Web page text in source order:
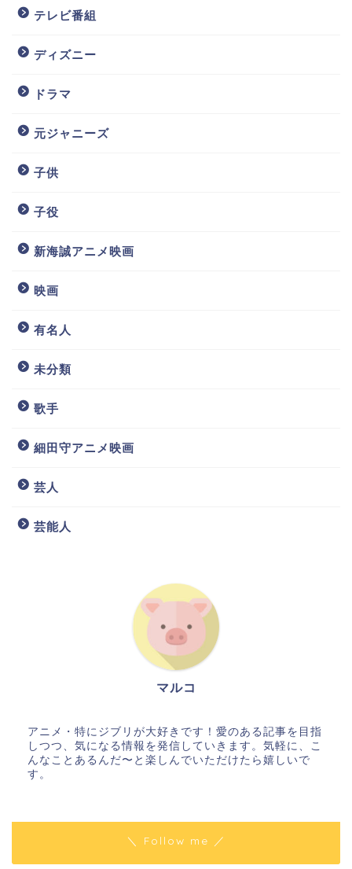
テレビ番組
ディズニー
ドラマ
元ジャニーズ
子供
子役
新海誠アニメ映画
映画
有名人
未分類
歌手
細田守アニメ映画
芸人
芸能人
マルコ
アニメ・特にジブリが大好きです！愛のある記事を目指
しつつ、気になる情報を発信していきます。気軽に、こ
んなことあるんだ〜と楽しんでいただけたら嬉しいで
す。
＼ Follow me ／